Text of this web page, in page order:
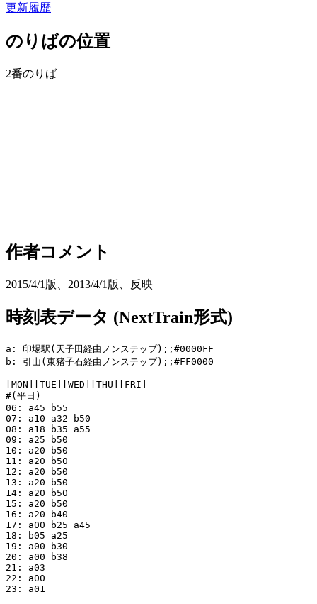
更新履歴
のりばの位置
2番のりば
作者コメント
2015/4/1版、2013/4/1版、反映
時刻表データ (NextTrain形式)
a: 印場駅(天子田経由ノンステップ);;#0000FF
b: 引山(東猪子石経由ノンステップ);;#FF0000
[MON][TUE][WED][THU][FRI]
#(平日)
06: a45 b55
07: a10 a32 b50
08: a18 b35 a55
09: a25 b50
10: a20 b50
11: a20 b50
12: a20 b50
13: a20 b50
14: a20 b50
15: a20 b50
16: a20 b40
17: a00 b25 a45
18: b05 a25
19: a00 b30
20: a00 b38
21: a03
22: a00
23: a01